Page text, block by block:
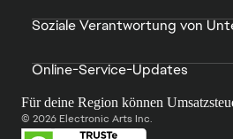
Soziale Verantwortung von
Online-Service-Updates
Für deine Region können
© 2026 Electronic Arts Inc.